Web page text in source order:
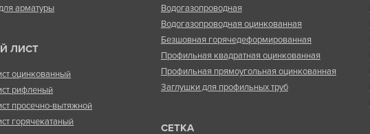
арматуры
ЛИСТ
оцинкованный
рифленый
просечно-вытяжной
горячекатаный
Водогазопроводная
Водогазопроводная оцинкованная
Безшовная горячедеформированная
Профильная квадратная оцинкованная
Профильная прямоугольная оцинкованная
Заглушки для профильных труб
СЕТКА